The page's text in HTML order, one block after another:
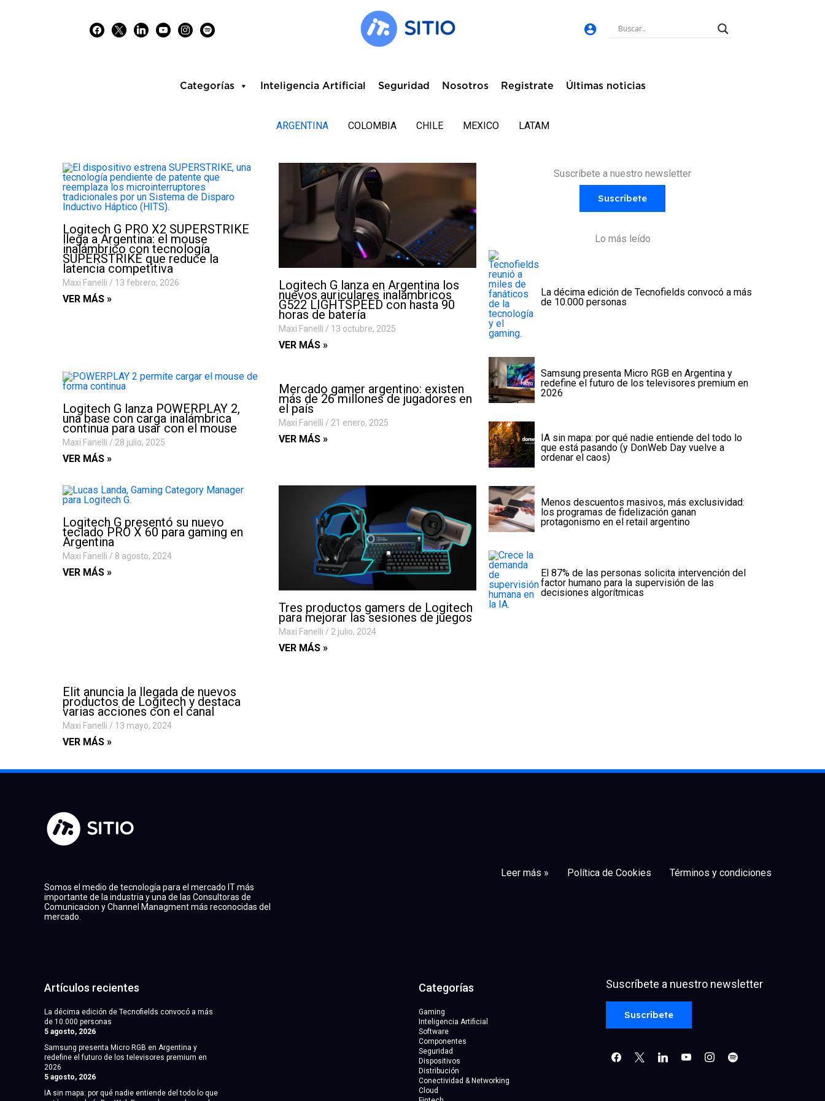
Categorías Inteligencia Artificial Seguridad Nosotros Registrate Últimas noticias
ARGENTINA COLOMBIA CHILE MEXICO LATAM
Logitech G PRO X2 SUPERSTRIKE
llega a Argentina: el mouse
inalámbrico con tecnología
SUPERSTRIKE que reduce la
latencia competitiva
Maxi Fanelli 13 febrero, 2026
VER MÁS »
Logitech G lanza en Argentina los
nuevos auriculares inalámbricos
G522 LIGHTSPEED con hasta 90
horas de batería
Maxi Fanelli 13 octubre, 2025
VER MÁS »
Logitech G lanza POWERPLAY 2,
una base con carga inalámbrica
continua para usar con el mouse
Maxi Fanelli 28 julio, 2025
VER MÁS »
Mercado gamer argentino: existen
más de 26 millones de jugadores en
el país
Maxi Fanelli 21 enero, 2025
VER MÁS »
Logitech G presentó su nuevo
teclado PRO X 60 para gaming en
Argentina
Maxi Fanelli 8 agosto, 2024
VER MÁS »
Tres productos gamers de Logitech
para mejorar las sesiones de juegos
Maxi Fanelli 2 julio, 2024
VER MÁS »
Elit anuncia la llegada de nuevos
productos de Logitech y destaca
varias acciones con el canal
Maxi Fanelli 13 mayo, 2024
VER MÁS »
Suscríbete a nuestro newsletter
Suscríbete
Lo más leído
La décima edición de Tecnofields convocó a más
de 10.000 personas
Samsung presenta Micro RGB en Argentina y
redefine el futuro de los televisores premium en
2026
IA sin mapa: por qué nadie entiende del todo lo
que está pasando (y DonWeb Day vuelve a
ordenar el caos)
Menos descuentos masivos, más exclusividad:
los programas de fidelización ganan
protagonismo en el retail argentino
El 87% de las personas solicita intervención del
factor humano para la supervisión de las
decisiones algorítmicas
Somos el medio de tecnología para el mercado IT más
importante de la industria y una de las Consultoras de
Comunicacion y Channel Managment más reconocidas del
mercado.
Leer más » Política de Cookies Términos y condiciones
Artículos recientes
La décima edición de Tecnofields convocó a más
de 10.000 personas
5 agosto, 2026
Samsung presenta Micro RGB en Argentina y
redefine el futuro de los televisores premium en
2026
5 agosto, 2026
IA sin mapa: por qué nadie entiende del todo lo que
Categorías
Gaming
Inteligencia Artificial
Software
Componentes
Seguridad
Dispositivos
Distribución
Conectividad & Networking
Cloud
Suscríbete a nuestro newsletter
Suscríbete
facebook
x linkedinyoutubeinstagram
spotify